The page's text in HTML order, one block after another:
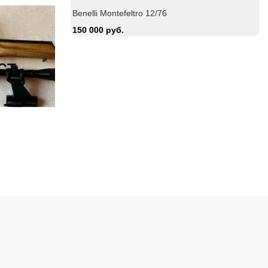
Benelli Montefeltro 12/76
150 000 руб.